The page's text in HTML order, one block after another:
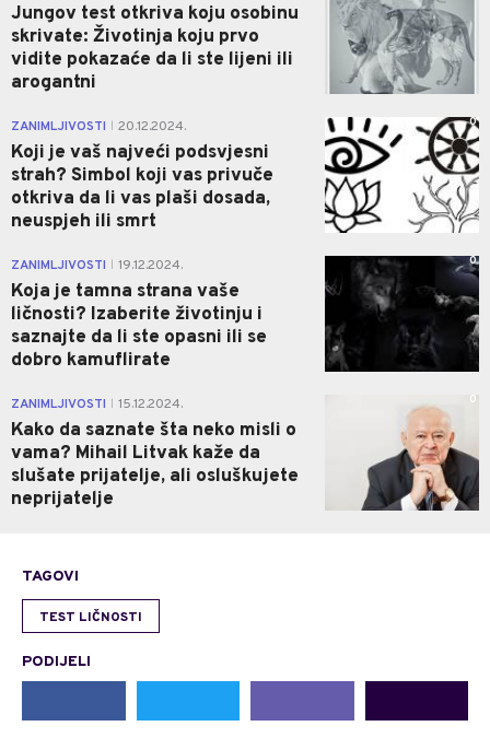
Jungov test otkriva koju osobinu
skrivate: Životinja koju prvo
vidite pokazaće da li ste lijeni ili
arogantni
ZANIMLJIVOSTI 20.12.2024.
Koji je vaš najveći podsvjesni
strah? Simbol koji vas privuče
otkriva da li vas plaši dosada,
neuspjeh ili smrt
0
ZANIMLJIVOSTI 19.12.2024.
Koja je tamna strana vaše
ličnosti? Izaberite životinju i
saznajte da li ste opasni ili se
dobro kamuflirate
0
ZANIMLJIVOSTI 15.12.2024.
Kako da saznate šta neko misli o
vama? Mihail Litvak kaže da
slušate prijatelje, ali osluškujete
neprijatelje
0
TAGOVI
TEST LIČNOSTI
PODIJELI